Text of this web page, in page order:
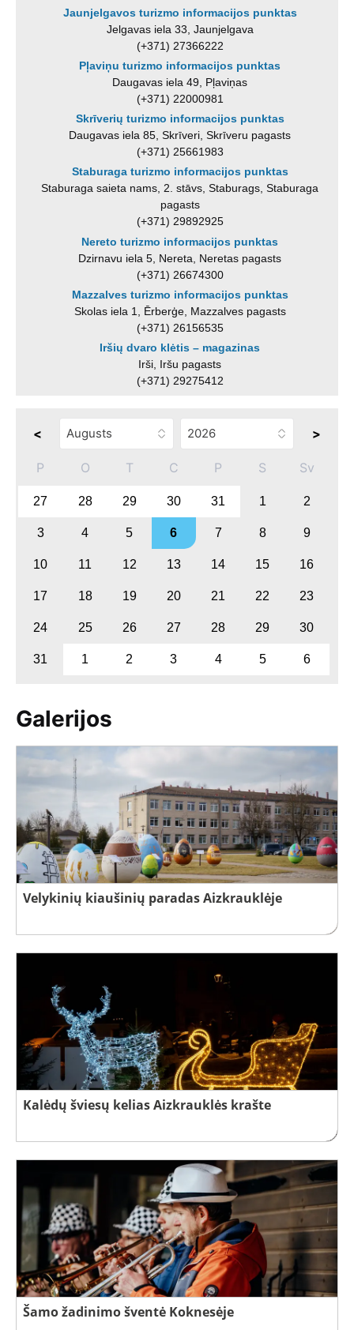
Jaunjelgavos turizmo informacijos punktas
Jelgavas iela 33, Jaunjelgava
(+371) 27366222
Pļaviņu turizmo informacijos punktas
Daugavas iela 49, Pļaviņas
(+371) 22000981
Skrīverių turizmo informacijos punktas
Daugavas iela 85, Skrīveri, Skrīveru pagasts
(+371) 25661983
Staburaga turizmo informacijos punktas
Staburaga saieta nams, 2. stāvs, Staburags, Staburaga
pagasts
(+371) 29892925
Nereto turizmo informacijos punktas
Dzirnavu iela 5, Nereta, Neretas pagasts
(+371) 26674300
Mazzalves turizmo informacijos punktas
Skolas iela 1, Ērberģe, Mazzalves pagasts
(+371) 26156535
Iršių dvaro klėtis – magazinas
Irši, Iršu pagasts
(+371) 29275412
< >
P O T C P S Sv
27 28 29 30 31 1 2
3 4 5 6 7 8 9
10 11 12 13 14 15 16
17 18 19 20 21 22 23
24 25 26 27 28 29 30
31 1 2 3 4 5 6
Galerijos
Velykinių kiaušinių paradas Aizkrauklėje
Kalėdų šviesų kelias Aizkrauklės krašte
Šamo žadinimo šventė Koknesėje